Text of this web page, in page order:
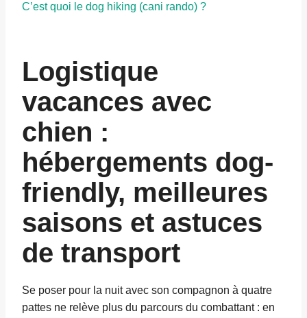
C’est quoi le dog hiking (cani rando) ?
Logistique
vacances avec
chien :
hébergements dog-
friendly, meilleures
saisons et astuces
de transport
Se poser pour la nuit avec son compagnon à quatre
pattes ne relève plus du parcours du combattant : en